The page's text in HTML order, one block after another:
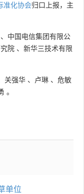
准化协会归口上报，主
、 中国电信集团有限公
院 、 新华三技术有限
关强华 、 卢琳 、 危敏
。
单位